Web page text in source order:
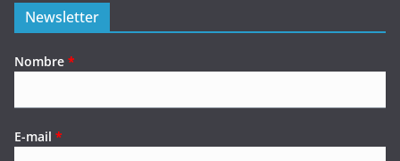
Newsletter
Nombre *
E-mail *